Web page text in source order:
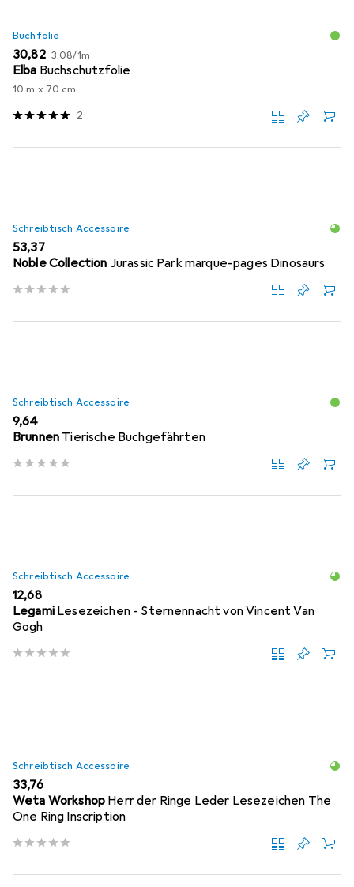
Buchfolie
EUR
30,82 EUR
3,08/1m
Elba Buchschutzfolie
10 m x 70 cm
2
Schreibtisch Accessoire
EUR
53,37
Noble Collection Jurassic Park marque-pages Dinosaurs
Schreibtisch Accessoire
EUR
9,64
Brunnen Tierische Buchgefährten
Schreibtisch Accessoire
EUR
12,68
Legami Lesezeichen - Sternennacht von Vincent Van
Gogh
Schreibtisch Accessoire
EUR
33,76
Weta Workshop Herr der Ringe Leder Lesezeichen The
One Ring Inscription